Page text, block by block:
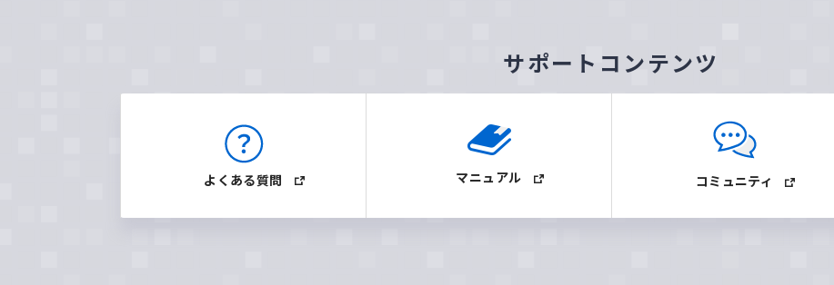
サポートコンテンツ
よくある質問 マニュアル コミュニティ